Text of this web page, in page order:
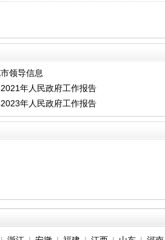
领导信息
年人民政府工作报告
年人民政府工作报告